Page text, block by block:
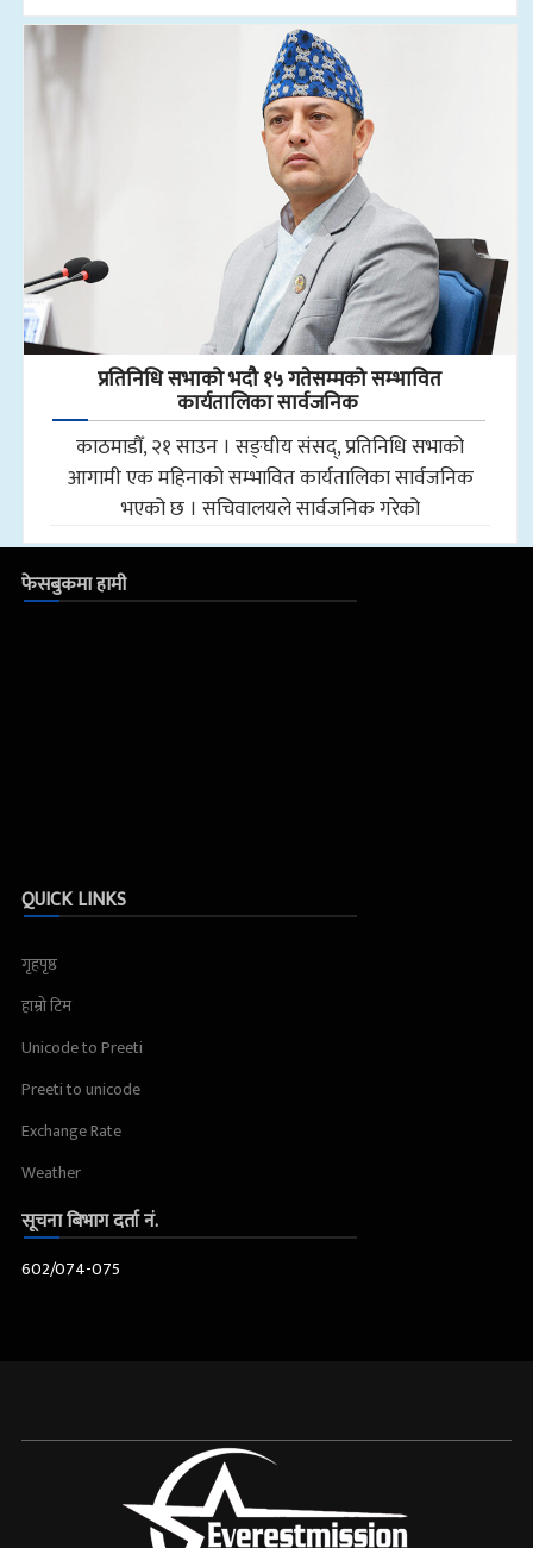
प्रतिनिधि सभाको भदौ १५ गतेसम्मको सम्भावित
कार्यतालिका सार्वजनिक
काठमाडौँ, २१ साउन । सङ्घीय संसद्, प्रतिनिधि सभाको
आगामी एक महिनाको सम्भावित कार्यतालिका सार्वजनिक
भएको छ । सचिवालयले सार्वजनिक गरेको
फेसबुकमा हामी
QUICK LINKS
गृहपृष्ठ
हाम्रो टिम
Unicode to Preeti
Preeti to unicode
Exchange Rate
Weather
सूचना बिभाग दर्ता नं.
602/074-075